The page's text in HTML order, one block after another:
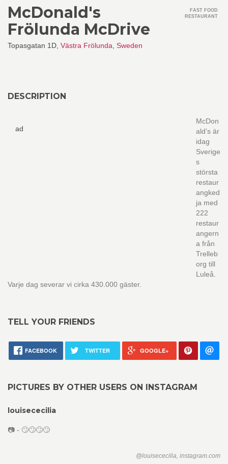
McDonald's
Frölunda McDrive
Topasgatan 1D, Västra Frölunda Sweden
FAST FOOD
RESTAURANT
DESCRIPTION
ad
McDon
ald’s är
idag
Sverige
s
största
restaur
angked
ja med
222
restaur
angern
a från
Trelleb
org till
Luleå.
Varje dag severar vi cirka 430.000 gäster.
TELL YOUR FRIENDS
FACEBOOK TWITTER GOOGLE+
PICTURES BY OTHER USERS ON INSTAGRAM
louisececilia
📷 - 🙄🙄🙄🙄
@louisececilia, instagram.com